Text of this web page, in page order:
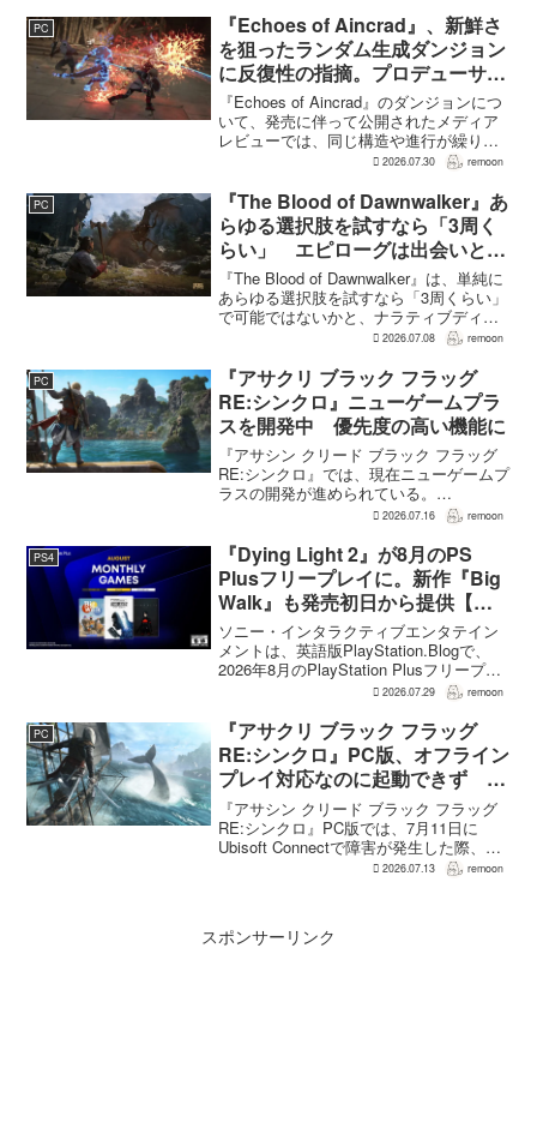
難度のNEW GAME+も用意されてい
る。...
PC
『Echoes of Aincrad』、新鮮さ
を狙ったランダム生成ダンジョン
に反復性の指摘。プロデューサー
は発売前に採用理由を説明
『Echoes of Aincrad』のダンジョンにつ
いて、発売に伴って公開されたメディア
レビューでは、同じ構造や進行が繰り返
されるとの評価が出ている。発売前の7月
は、ゲーム総合プロデューサーの二見鷹
介氏が...
2026.07.30 remoon
PC
『The Blood of Dawnwalker』あ
らゆる選択肢を試すなら「3周く
らい」 エピローグは出会いと選
択で変化
『The Blood of Dawnwalker』は、単純に
あらゆる選択肢を試すなら「3周くらい」
で可能ではないかと、ナラティブディレ
クターのJakub Szamałek氏がファミ
はエンディングへ収束...
2026.07.08 remoon
PC
『アサクリ ブラック フラッグ
RE:シンクロ』ニューゲームプラ
スを開発中 優先度の高い機能に
『アサシン クリード ブラック フラッグ
RE:シンクロ』では、現在ニューゲームプ
ラスの開発が進められている。
GamesRadar+によると、ゲームディレク
JorRaptor氏による...
2026.07.16 remoon
PS4
『Dying Light 2』が8月のPS
Plusフリープレイに。新作『Big
Walk』も発売初日から提供【海
外発表】
ソニー・インタラクティブエンタテイン
メントは、英語版PlayStation.Blogで、
2026年8月のPlayStation Plusフリープレ
イとして『Dying Light 2 Stay Human:
2026.07.29 remoon
PC
『アサクリ ブラック フラッグ
RE:シンクロ』PC版、オフライン
プレイ対応なのに起動できず
Ubisoft Connect障害時に報告相
次ぐ
『アサシン クリード ブラック フラッグ
RE:シンクロ』PC版では、7月11日に
Ubisoft Connectで障害が発生した際、ゲ
ームを起動できないとの報告が相次い
2026.07.13 remoon
スポンサーリンク